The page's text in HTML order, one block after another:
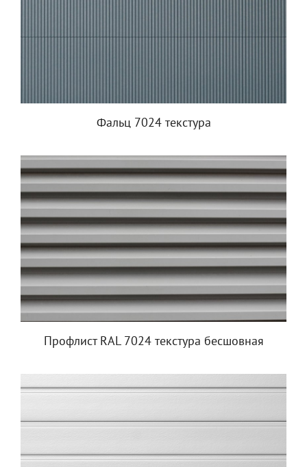
Фальц 7024 текстура
Профлист RAL 7024 текстура бесшовная